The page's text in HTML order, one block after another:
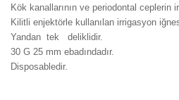
Kök kanallarının ve periodontal ceplerin
Kilitli enjektörle kullanılan irrigasyon
Yandan tek deliklidir.
30 G 25 mm ebadındadır.
Disposabledir.